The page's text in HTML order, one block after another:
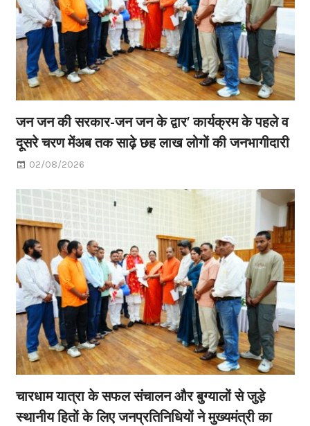
जन जन की सरकार-जन जन के द्वार’ कार्यक्रम के पहले व
दूसरे चरण मेंअब तक साढ़े छह लाख लोगों की जनभागीदारी
02/08/2026
चारधाम यात्रा के सफल संचालन और बुग्यालों से जुड़े
स्थानीय हितों के लिए जनप्रतिनिधियों ने मुख्यमंत्री का